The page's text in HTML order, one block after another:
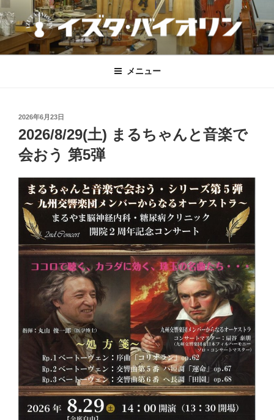
コ
ン
テ
ン
IZUTA-VIOLIN
イズタ・バイオリン
メニュー
投
日:
2026年6月23日
2026/8/29(土) まるちゃんと音楽で
会おう 第5弾